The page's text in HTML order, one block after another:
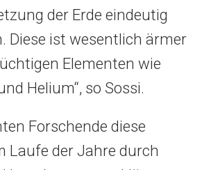
der Erde eindeutig
Diese ist wesentlich ärmer
Elementen wie
Helium“, so Sossi.
Forschende diese
Laufe der Jahre durch